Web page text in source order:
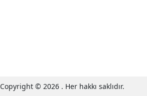
Copyright © 2026 . Her hakkı saklıdır.